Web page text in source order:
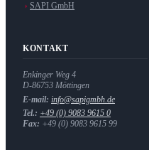
SAPI GmbH
KONTAKT
Enkinger Weg 4
D-86753 Möttingen
E-mail: info@sapigmbh.de
Tel.: +49 (0) 9083 9615 0
Fax: +49 (0) 9083 9615 99